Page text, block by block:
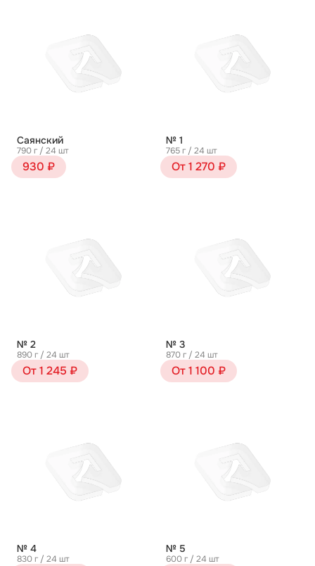
Саянский
790 г / 24 шт
930 ₽
№ 1
765 г / 24 шт
От 1 270 ₽
№ 2
890 г / 24 шт
От 1 245 ₽
№ 3
870 г / 24 шт
От 1 100 ₽
№ 4
830 г / 24 шт
№ 5
600 г / 24 шт